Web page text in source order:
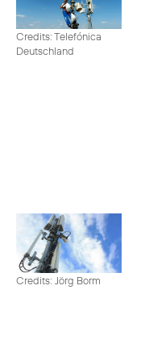
Credits: Telefónica
Deutschland
Credits: Jörg Borm